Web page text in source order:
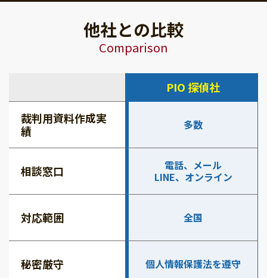
他社との比較
Comparison
PIO 探偵社
裁判用資料作成実
績
多数
相談窓口
電話、メール
LINE、オンライン
対応範囲 全国
秘密厳守 個人情報保護法を遵守